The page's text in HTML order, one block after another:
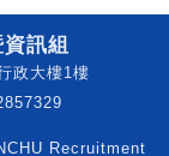
訊組
政大樓1樓
Recruitment